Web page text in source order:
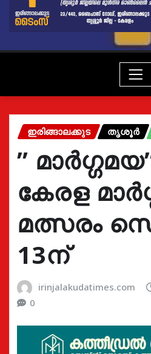
ഇരിങ്ങാലക്കുട തൃശൂർ
”
കേരള
മത്സരം
13ന്
irinjalakudatimes.com
0